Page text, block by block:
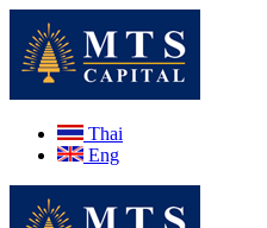
Thai
Eng